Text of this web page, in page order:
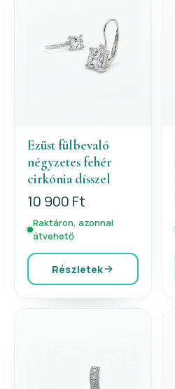
Ezüst fülbevaló
négyzetes fehér
cirkónia dísszel
10 900 Ft
Raktáron, azonnal
átvehető
Részletek